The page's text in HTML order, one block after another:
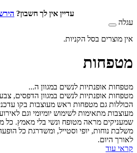
עדיין אין לך חשבון?הירשמי
בסל הקניות.
אופנתיות לנשים במגוון ה...
אופנתיות לנשים במגוון הדפסים, צבעים
גם מטפחות ראש מעוצבות בקו עדכני
מתאימות לשימוש יומיומי וגם לאירועים
מראה מטופח ונשי בלי מאמץ. כל
נוחות, יופי וסטייל, ומשדרגת כל הופעה
היום.